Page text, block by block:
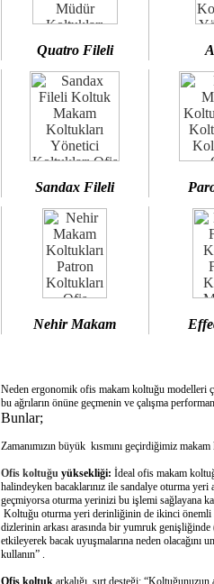
Quatro Fileli
Sandax Fileli
Nehir Makam
Neden ergonomik ofis makam koltuğu modelleri
bu ağrıların önüne geçmenin ve çalışma
Bunlar;
Zamanımızın büyük kısmını geçirdiğimiz
Ofis koltuğuyüksekliği: İdeal ofis makam
halindeyken bacaklarınız ile sandalye oturma yeri
geçmiyorsa oturma yerinizi bu işlemi sağlayana
Koltuğu oturma yeri derinliğinin de ikinci önemli
dizlerinin arkası arasında bir yumruk genişliğinde
etkileyerek bacak uyuşmalarına neden olacağını
kullanın” .
Ofis koltuk arkalığı sırt desteği: